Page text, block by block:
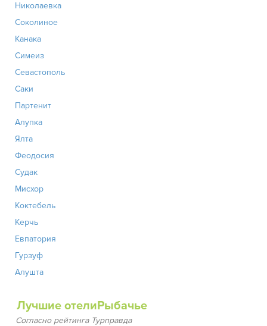
Николаевка
Соколиное
Канака
Симеиз
Севастополь
Саки
Партенит
Алупка
Ялта
Феодосия
Судак
Мисхор
Коктебель
Керчь
Евпатория
Гурзуф
Алушта
Лучшие отелиРыбачье
Согласно рейтинга Турправда